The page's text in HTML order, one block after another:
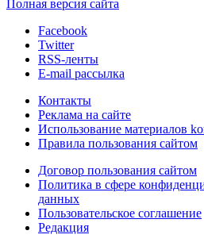
Полная версия сайта
Facebook
Twitter
RSS-ленты
E-mail рассылка
Контакты
Реклама на сайте
Использование материалов
Правила пользования сайтом
Договор пользования сайтом
Политика в сфере
данных
Пользовательское соглашение
Редакция